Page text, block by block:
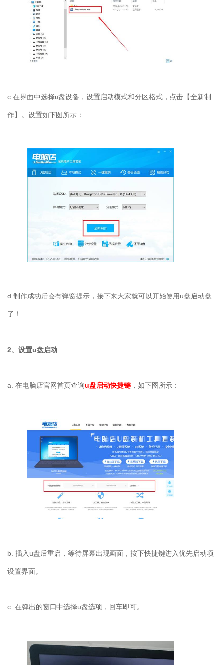
c.在界面中选择u盘设备，设置启动模式和分区格式，点击【全新制
作】。设置如下图所示：
d.制作成功后会有弹窗提示，接下来大家就可以开始使用u盘启动盘
了！
2、设置u盘启动
a. 在电脑店官网首页查询u盘启动快捷键 ，如下图所示：
b. 插入 u盘后重启，等待屏幕出现画面，按下快捷键进入优先启动项
设置界面。
c. 在弹出的窗口中选择u盘选项，回车即可。